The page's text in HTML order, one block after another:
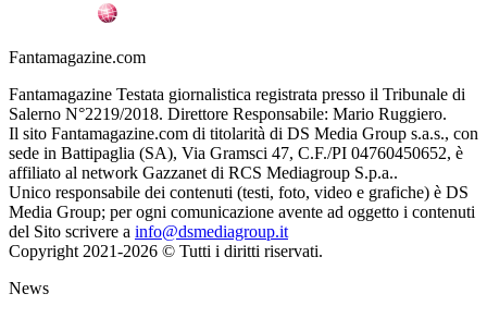
Fantamagazine.com
Fantamagazine Testata giornalistica registrata presso il Tribunale di
Salerno N°2219/2018. Direttore Responsabile: Mario Ruggiero.
Il sito Fantamagazine.com di titolarità di DS Media Group s.a.s., con
sede in Battipaglia (SA), Via Gramsci 47, C.F./PI 04760450652, è
affiliato al network Gazzanet di RCS Mediagroup S.p.a..
Unico responsabile dei contenuti (testi, foto, video e grafiche) è DS
Media Group; per ogni comunicazione avente ad oggetto i contenuti
del Sito scrivere a info@dsmediagroup.it
Copyright 2021-2026 © Tutti i diritti riservati.
News